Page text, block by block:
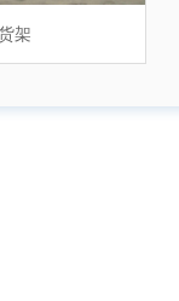
制
架